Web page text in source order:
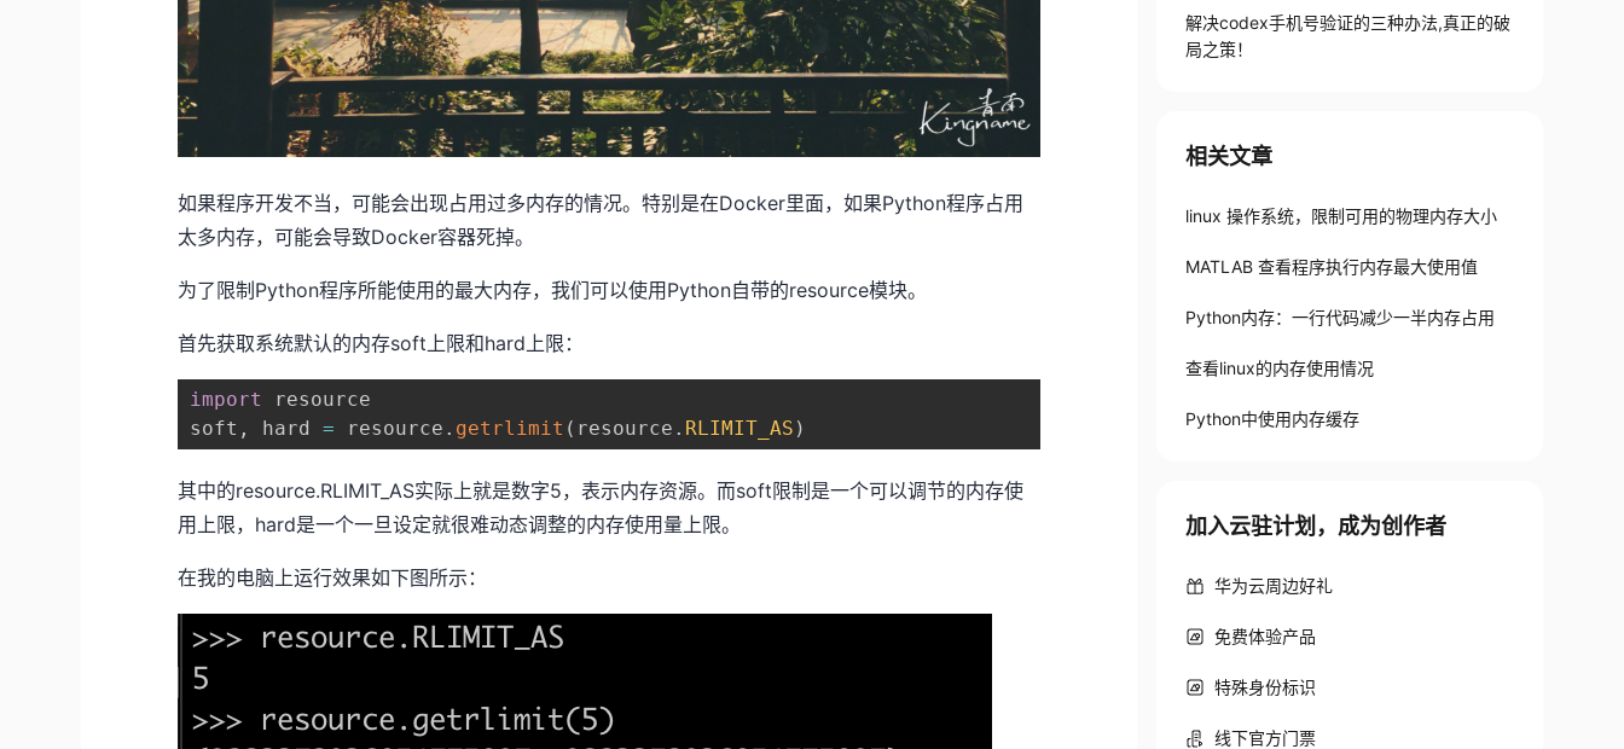
如果程序开发不当，可能会出现占用过多内存的情况。特别是在Docker里面，如果Python程序占用
太多内存，可能会导致Docker容器死掉。
为了限制Python程序所能使用的最大内存，我们可以使用Python自带的resource模块。
首先获取系统默认的内存soft上限和hard上限：
import
resource
soft , hard = resource . getrlimit ( resource . RLIMIT_AS )
其中的resource.RLIMIT_AS实际上就是数字5，表示内存资源。而soft限制是一个可以调节的内存使
用上限，hard是一个一旦设定就很难动态调整的内存使用量上限。
在我的电脑上运行效果如下图所示：
解决codex手机号验证的三种办法,真正的破
局之策！
相关文章
linux 操作系统，限制可用的物理内存大小
MATLAB 查看程序执行内存最大使用值
Python内存：一行代码减少一半内存占用
查看linux的内存使用情况
Python中使用内存缓存
加入云驻计划，成为创作者
华为云周边好礼
免费体验产品
特殊身份标识
线下官方门票